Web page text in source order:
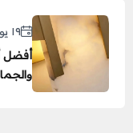
١٩ يوليو ٢٠٢٦
أفضل